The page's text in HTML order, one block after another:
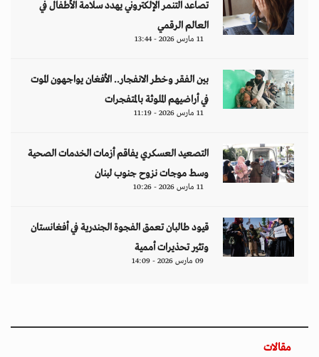
تصاعد التنمر الإلكتروني يهدد سلامة الأطفال في
العالم الرقمي
11 مارس 2026 - 13:44
بين الفقر وخطر الانفجار.. الأفغان يواجهون الموت
في أراضيهم الملوثة بالمتفجرات
11 مارس 2026 - 11:19
التصعيد العسكري يفاقم أزمات الخدمات الصحية
وسط موجات نزوح جنوب لبنان
11 مارس 2026 - 10:26
قيود طالبان تعمق الفجوة الجندرية في أفغانستان
وتثير تحذيرات أممية
09 مارس 2026 - 14:09
مقالات